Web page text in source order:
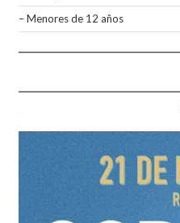
– Menores de 12 años